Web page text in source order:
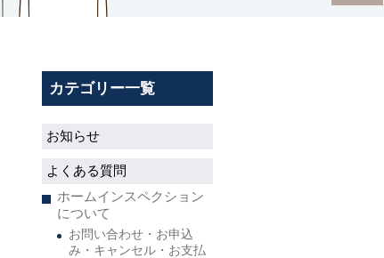
カテゴリー一覧
お知らせ
よくある質問
ホームインスペクション
について
お問い合わせ・お申込
み・キャンセル・お支払